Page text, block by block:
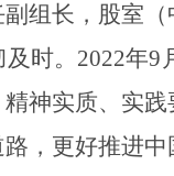
组长，股室
时。2022年
神实质、实
，更好推进